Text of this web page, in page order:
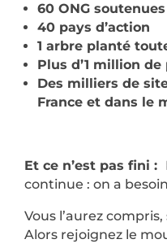
60 ONG soutenues
40 pays d’action
1 arbre planté
Plus d’1 million
Des milliers de
France et dans le
Et ce n’est pas fini :
continue : on a
Vous l’aurez
Alors rejoignez le